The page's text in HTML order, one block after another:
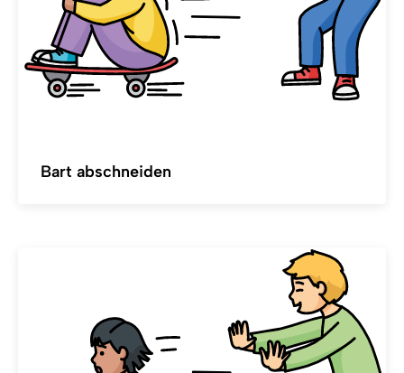
Bart abschneiden